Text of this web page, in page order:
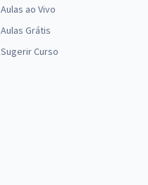
Aulas ao Vivo
Aulas Grátis
Sugerir Curso